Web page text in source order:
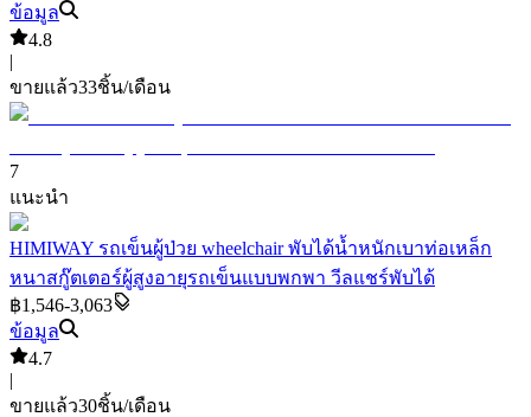
ข้อมูล
4.8
|
ขายแล้ว33ชิ้น/เดือน
7
แนะนำ
HIMIWAY รถเข็นผู้ป่วย wheelchair พับได้น้ำหนักเบาท่อเหล็ก
หนาสกู๊ตเตอร์ผู้สูงอายุรถเข็นแบบพกพา วีลแชร์พับได้
฿1,546-3,063
ข้อมูล
4.7
|
ขายแล้ว30ชิ้น/เดือน